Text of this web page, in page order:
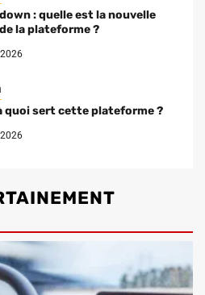
: quelle est la nouvelle
la plateforme ?
quoi sert cette plateforme ?